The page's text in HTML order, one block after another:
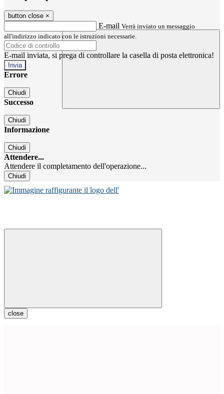
button close ×
E-mail Verrà inviato un messaggio
all'indirizzo indicato con le istruzioni necessarie.
E-mail inviata, si prega di controllare la casella di posta elettronica!
Errore
Chiudi
Successo
Chiudi
Informazione
Chiudi
Attendere...
Attendere il completamento dell'operazione...
Chiudi
close